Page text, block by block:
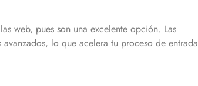
web, pues son una excelente opción. Las
lo que acelera tu proceso de entrada